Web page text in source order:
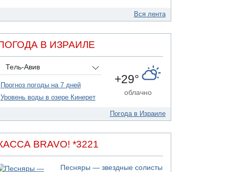
05.08.2026 13:32
России горят новые склады
05.08.2026 10:19
Хуситы сообщают об атаке по Саудовскому
танкеру
05.08.2026 10:16
Дубае поднимается дым над портом
05.08.2026 06:41
один меморандум для Ирана
Вся лента
В ИЗРАИЛЕ
Тель-Авив
Прогноз погоды на 7 дней
Уровень воды в озере Кинерет
+29°
облачно
Погода в Израиле
BRAVO! *3221
Песняры — звездные солисты